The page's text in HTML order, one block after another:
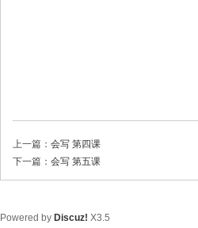
上一篇： 会写 第四课
下一篇： 会写 第五课
Powered by Discuz! X3.5